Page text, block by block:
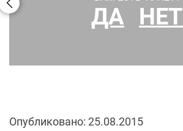
ДА НЕТ
Опубликовано: 25.08.2015